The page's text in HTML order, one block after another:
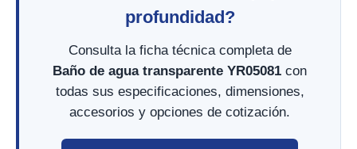
profundidad?
Consulta la ficha técnica completa de
Baño de agua transparente YR05081 con
todas sus especificaciones, dimensiones,
accesorios y opciones de cotización.